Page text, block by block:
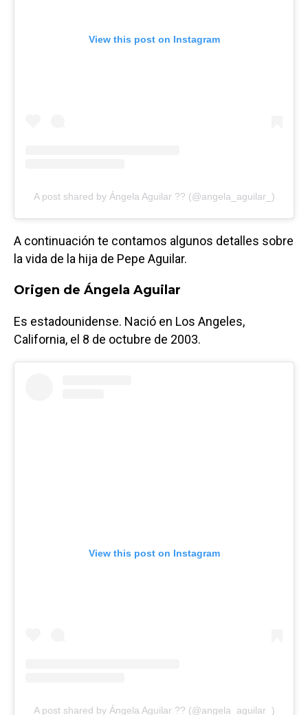
View this post on Instagram
A post shared by Ángela Aguilar ?? (@angela_aguilar_)
A continuación te contamos algunos detalles sobre
la vida de la hija de Pepe Aguilar.
Origen de Ángela Aguilar
Es estadounidense. Nació en Los Angeles,
California, el 8 de octubre de 2003.
View this post on Instagram
A post shared by Ángela Aguilar ?? (@angela_aguilar_)